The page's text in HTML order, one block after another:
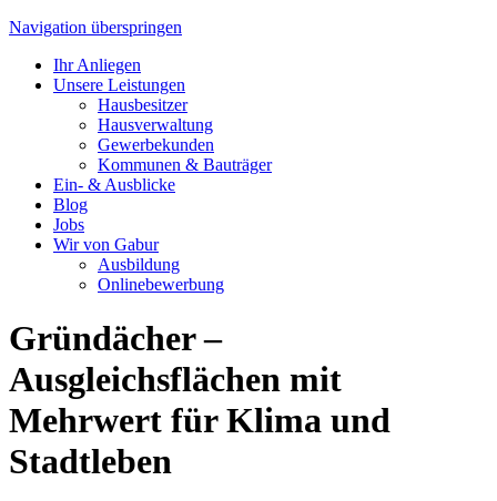
Navigation überspringen
Ihr Anliegen
Unsere Leistungen
Hausbesitzer
Hausverwaltung
Gewerbekunden
Kommunen & Bauträger
Ein- & Ausblicke
Blog
Jobs
Wir von Gabur
Ausbildung
Onlinebewerbung
Gründächer –
Ausgleichsflächen mit
Mehrwert für Klima und
Stadtleben